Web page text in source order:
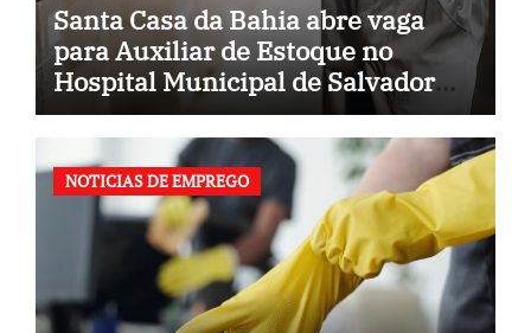
Santa Casa da Bahia abre vaga
para Auxiliar de Estoque no
Hospital Municipal de Salvador
(BA)
NOTICIAS DE EMPREGO